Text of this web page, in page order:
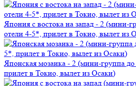
Япония с востока на запад - 2 (мини-
отели 4-5*, прилет в Токио, вылет из
Японская мозаика - 2 (мини-группа
прилет в Токио, вылет из Осаки)